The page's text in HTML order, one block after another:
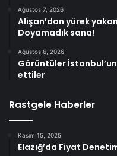
Ağustos 7, 2026
Alişan’dan yürek
Doyamadık sana!
Ağustos 6, 2026
Görüntüler
ettiler
Rastgele Haberler
Kasım 15, 2025
Elazığ’da Fiyat